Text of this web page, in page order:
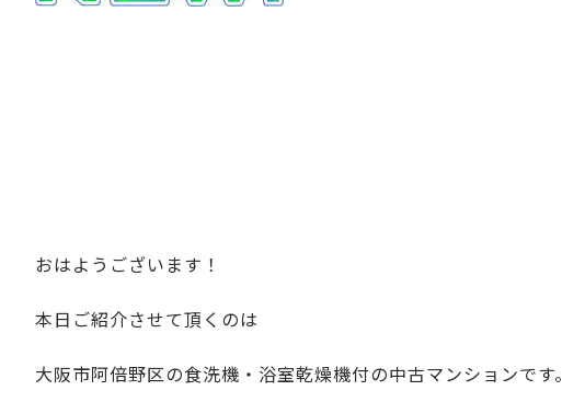
おはようございます！
本日ご紹介させて頂くのは
大阪市阿倍野区の食洗機・浴室乾燥機付の中古マンションです。